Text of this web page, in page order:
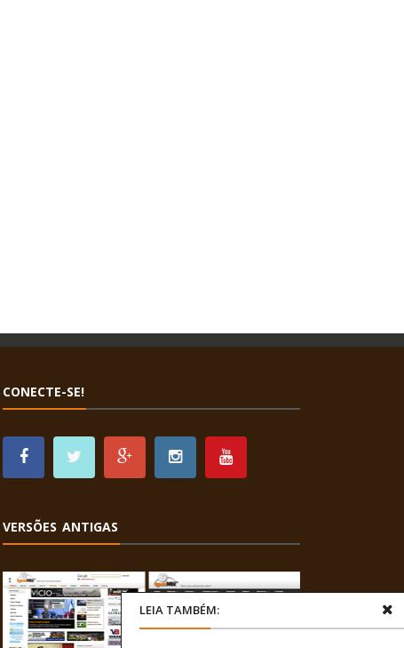
LEIA TAMBÉM:
CONECTE-SE!
VERSÕES ANTIGAS